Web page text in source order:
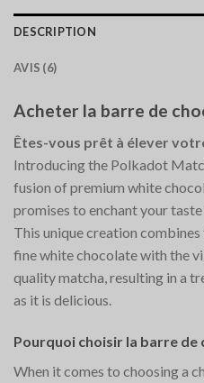
DESCRIPTION
AVIS (6)
Acheter la barre de
Êtes-vous prêt à élever
Introducing the Polkadot
fusion of premium white
promises to enchant your taste
This unique creation
fine white chocolate with the
quality matcha, resulting in a
as it is delicious.
Pourquoi choisir la barre
When it comes to choosing a